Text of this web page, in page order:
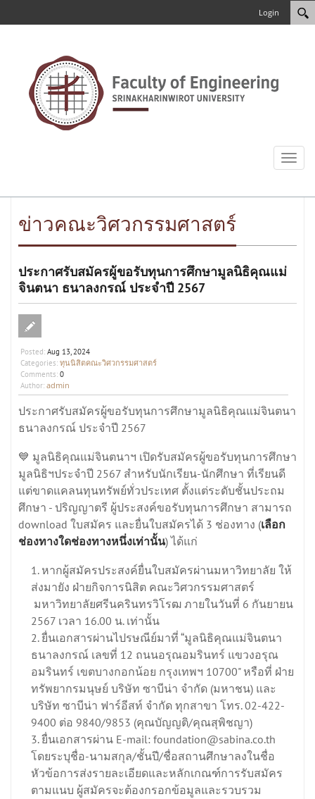
Login
Toggle
ข่าวคณะวิศวกรรมศาสตร์
ประกาศรับสมัครผู้ขอรับทุนการศึกษามูลนิธิคุณแม่
จินตนา ธนาลงกรณ์ ประจำปี 2567
Posted: Aug 13, 2024
Categories: ทุนนิสิตคณะวิศวกรรมศาสตร์
Comments: 0
Author: admin
ประกาศรับสมัครผู้ขอรับทุนการศึกษามูลนิธิคุณแม่จินตนา
ธนาลงกรณ์ ประจำปี 2567
💙 มูลนิธิคุณแม่จินตนาฯ เปิดรับสมัครผู้ขอรับทุนการศึกษา
มูลนิธิฯประจำปี 2567 สำหรับนักเรียน-นักศึกษา ที่เรียนดี
แต่ขาดแคลนทุนทรัพย์ทั่วประเทศ ตั้งแต่ระดับชั้นประถม
ศึกษา - ปริญญาตรี ผู้ประสงค์ขอรับทุนการศึกษา สามารถ
download ใบสมัคร และยื่นใบสมัครได้ 3 ช่องทาง (เลือก
ช่องทางใดช่องทางหนึ่งเท่านั้น) ได้แก่
หากผู้สมัครประสงค์ยื่นใบสมัครผ่านมหาวิทยาลัย ให้
ส่งมายัง ฝ่ายกิจการนิสิต คณะวิศวกรรมศาสตร์
มหาวิทยาลัยศรีนครินทรวิโรฒ ภายในวันที่ 6 กันยายน
2567 เวลา 16.00 น. เท่านั้น
ยื่นเอกสารผ่านไปรษณีย์มาที่ “มูลนิธิคุณแม่จินตนา
ธนาลงกรณ์ เลขที่ 12 ถนนอรุณอมรินทร์ แขวงอรุณ
อมรินทร์ เขตบางกอกน้อย กรุงเทพฯ 10700" หรือที่ ฝ่าย
ทรัพยากรมนุษย์ บริษัท ซาบีน่า จำกัด (มหาชน) และ
บริษัท ซาบีน่า ฟาร์อีสท์ จำกัด ทุกสาขา โทร. 02-422-
9400 ต่อ 9840/9853 (คุณบัญญติ/คุณสุพิชญา)
ยื่นเอกสารผ่าน E-mail: foundation@sabina.co.th
โดยระบุชื่อ-นามสกุล/ชั้นปี/ชื่อสถานศึกษาลงในชื่อ
หัวข้อการส่งรายละเอียดและหลักเกณฑ์การรับสมัคร
ตามแนบ ผู้สมัครจะต้องกรอกข้อมูลและรวบรวม